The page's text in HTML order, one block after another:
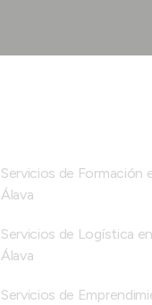
Servicios de Formación
Álava
Servicios de Logística
Álava
Servicios de